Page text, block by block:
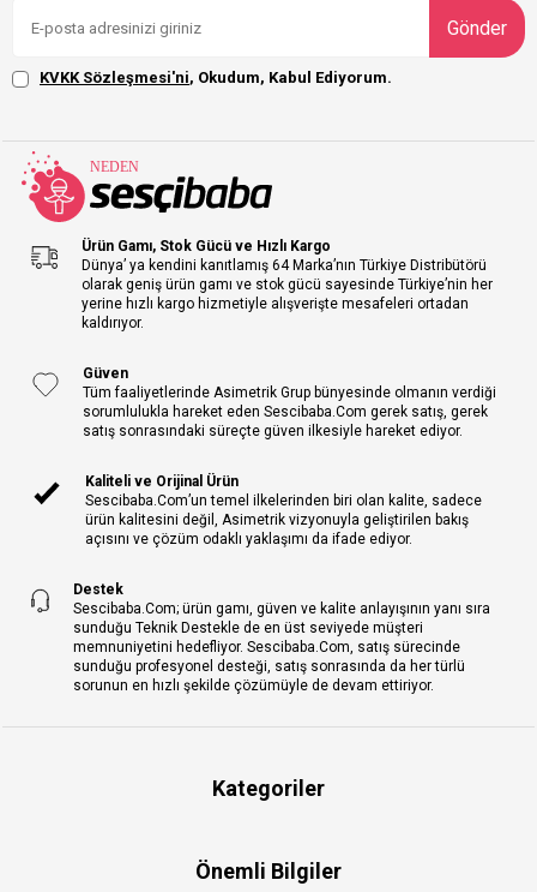
Gönder
KVKK Sözleşmesi'ni, Okudum, Kabul Ediyorum.
Ürün Gamı, Stok Gücü ve Hızlı Kargo
Dünya’ ya kendini kanıtlamış 64 Marka’nın Türkiye Distribütörü
olarak geniş ürün gamı ve stok gücü sayesinde Türkiye’nin her
yerine hızlı kargo hizmetiyle alışverişte mesafeleri ortadan
kaldırıyor.
Güven
Tüm faaliyetlerinde Asimetrik Grup bünyesinde olmanın verdiği
sorumlulukla hareket eden Sescibaba.Com gerek satış, gerek
satış sonrasındaki süreçte güven ilkesiyle hareket ediyor.
Kaliteli ve Orijinal Ürün
Sescibaba.Com’un temel ilkelerinden biri olan kalite, sadece
ürün kalitesini değil, Asimetrik vizyonuyla geliştirilen bakış
açısını ve çözüm odaklı yaklaşımı da ifade ediyor.
Destek
Sescibaba.Com; ürün gamı, güven ve kalite anlayışının yanı sıra
sunduğu Teknik Destekle de en üst seviyede müşteri
memnuniyetini hedefliyor. Sescibaba.Com, satış sürecinde
sunduğu profesyonel desteği, satış sonrasında da her türlü
sorunun en hızlı şekilde çözümüyle de devam ettiriyor.
Kategoriler
Önemli Bilgiler